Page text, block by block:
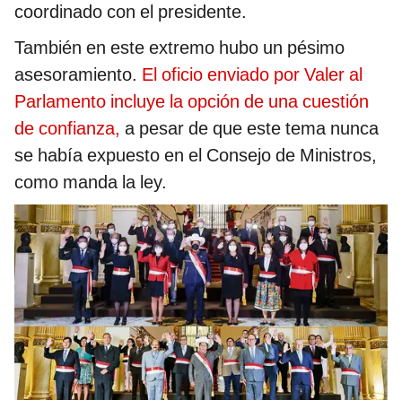
coordinado con el presidente.
También en este extremo hubo un pésimo
asesoramiento. El oficio enviado por Valer al
Parlamento incluye la opción de una cuestión
de confianza, a pesar de que este tema nunca
se había expuesto en el Consejo de Ministros,
como manda la ley.